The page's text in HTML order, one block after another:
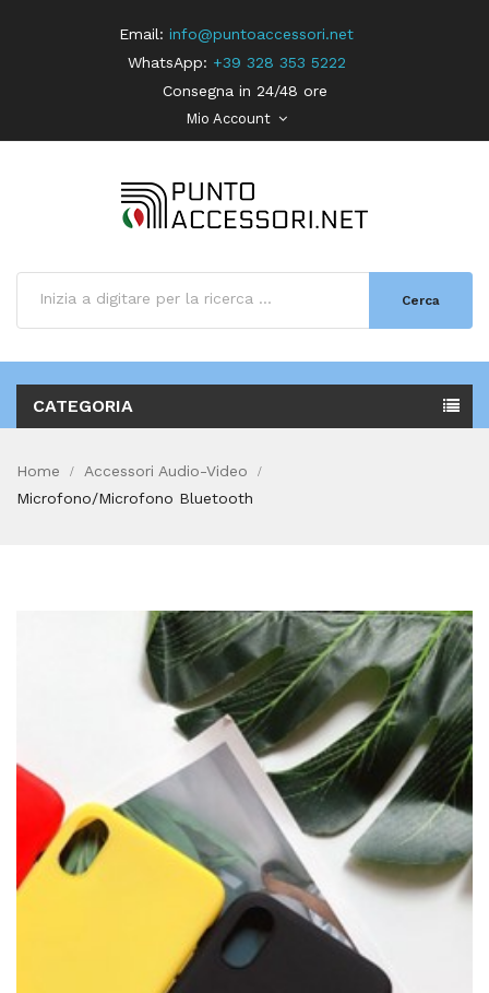
Email: info@puntoaccessori.net
WhatsApp: +39 328 353 5222
Consegna in 24/48 ore
Mio Account
Cerca
CATEGORIA
Home
Accessori Audio-Video
Microfono/Microfono Bluetooth